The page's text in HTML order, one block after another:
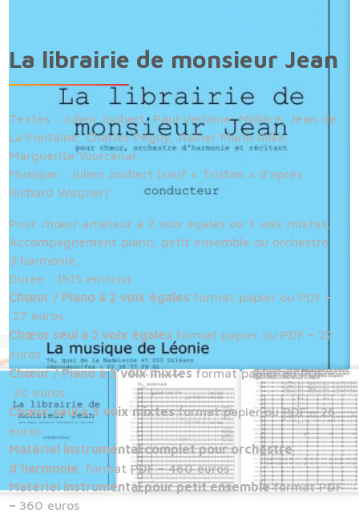
La librairie de monsieur Jean
Textes : Julien Joubert, Paul Verlaine, Molière, Jean de
La Fontaine, Charles Péguy, Rainer Maria Rilke,
Marguerite Yourcenar…
Musique : Julien Joubert (sauf « Tristan » d’après
Richard Wagner)
Pour chœur amateur à 2 voix égales ou 3 voix mixtes.
Accompagnement piano, petit ensemble ou orchestre
d’harmonie.
Durée : 1h15 environ
Chœur / Piano à 2 voix égales format papier ou PDF –
27 euros
Chœur seul à 2 voix égales format papier ou PDF – 22
euros
Chœur / Piano à 3 voix mixtesformat papier ou PDF–
30 euros
Chœur seul à 3 voix mixtesformat papier ou PDF–26
euros
Matériel instrumental complet pour orchestre
d’harmonie format PDF–460 euros
Matériel instrumental pour petit ensembleformat PDF
– 360 euros